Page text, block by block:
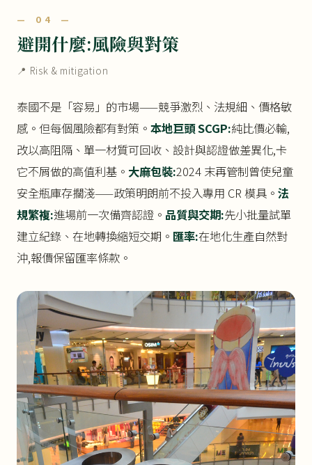
— 04 —
避開什麼:風險與對策
📍 Risk & mitigation
泰國不是「容易」的市場——競爭激烈、法規細、價格敏
感。但每個風險都有對策。 本地巨頭 SCGP:純比價必輸,
改以高阻隔、單一材質可回收、設計與認證做差異化,卡
它不屑做的高值利基。 大麻包裝:2024 末再管制曾使兒童
安全瓶庫存擱淺——政策明朗前不投入專用 CR 模具。 法
規繁複:進場前一次備齊認證。 品質與交期:先小批量試單
建立紀錄、在地轉換縮短交期。 匯率:在地化生產自然對
沖,報價保留匯率條款。